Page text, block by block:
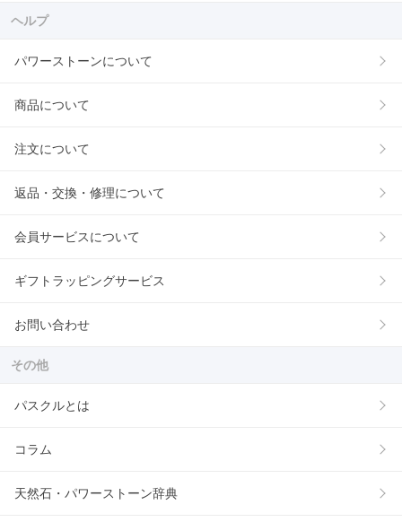
ヘルプ
パワーストーンについて
商品について
注文について
返品・交換・修理について
会員サービスについて
ギフトラッピングサービス
お問い合わせ
その他
パスクルとは
コラム
天然石・パワーストーン辞典